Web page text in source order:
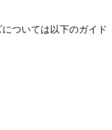
ついては以下のガイド